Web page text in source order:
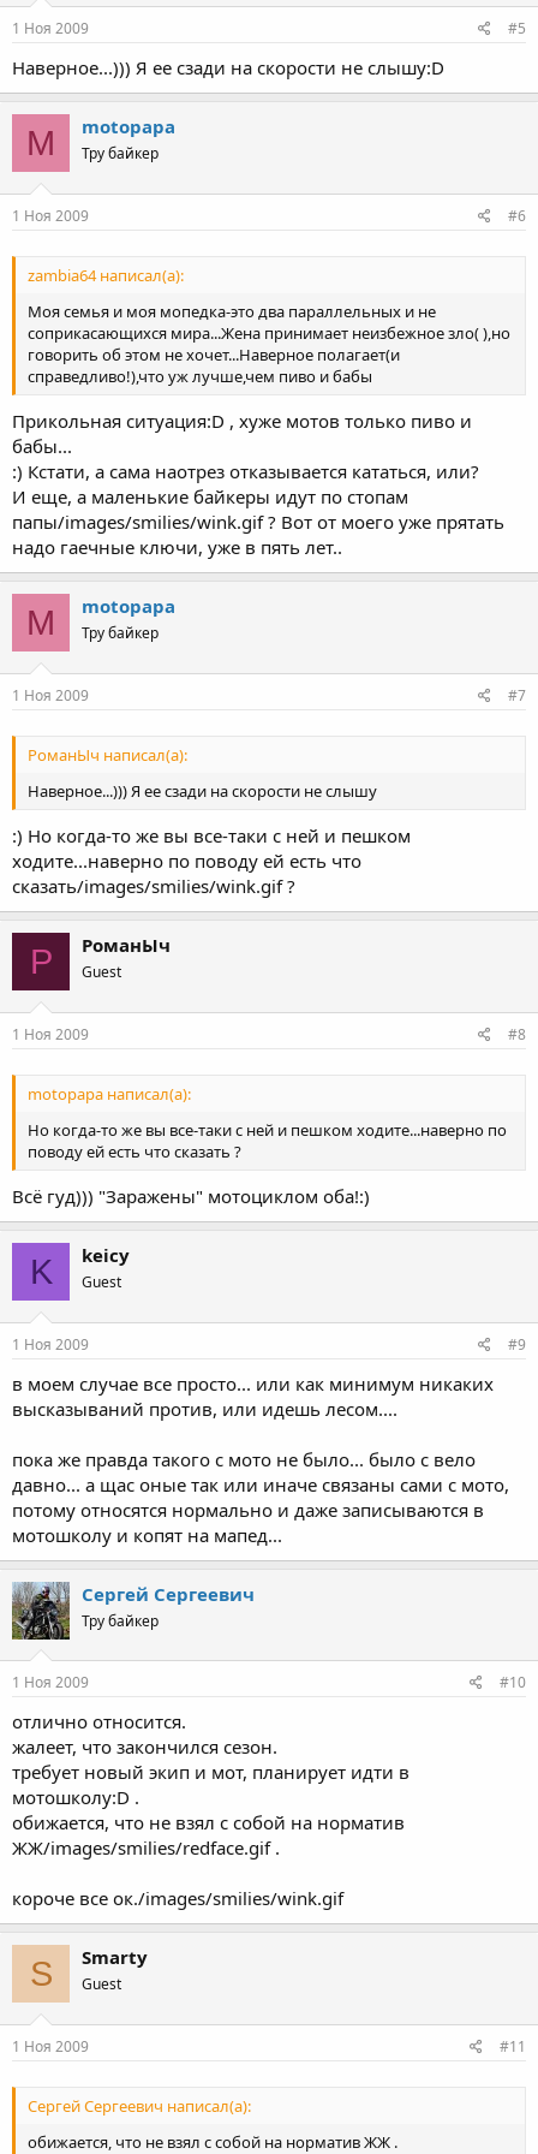
1 Ноя 2009 #5
Наверное...))) Я ее сзади на скорости не слышу:D
M motopapa
Тру байкер
1 Ноя 2009 #6
zambia64 написал(а):
Моя семья и моя мопедка-это два параллельных и не
соприкасающихся мира...Жена принимает неизбежное зло( ),но
говорить об этом не хочет...Наверное полагает(и
справедливо!),что уж лучше,чем пиво и бабы
Прикольная ситуация:D , хуже мотов только пиво и
бабы...
:) Кстати, а сама наотрез отказывается кататься, или?
И еще, а маленькие байкеры идут по стопам
папы/images/smilies/wink.gif ? Вот от моего уже прятать
надо гаечные ключи, уже в пять лет..
M motopapa
Тру байкер
1 Ноя 2009 #7
РоманЫч написал(а):
Наверное...))) Я ее сзади на скорости не слышу
:) Но когда-то же вы все-таки с ней и пешком
ходите...наверно по поводу ей есть что
сказать/images/smilies/wink.gif ?
Р РоманЫч
Guest
1 Ноя 2009 #8
motopapa написал(а):
Но когда-то же вы все-таки с ней и пешком ходите...наверно по
поводу ей есть что сказать ?
Всё гуд))) "Заражены" мотоциклом оба!:)
K keicy
Guest
1 Ноя 2009 #9
в моем случае все просто... или как минимум никаких
высказываний против, или идешь лесом....
пока же правда такого с мото не было... было с вело
давно... а щас оные так или иначе связаны сами с мото,
потому относятся нормально и даже записываются в
мотошколу и копят на мапед...
Сергей Сергеевич
Тру байкер
1 Ноя 2009 #10
отлично относится.
жалеет, что закончился сезон.
требует новый экип и мот, планирует идти в
мотошколу:D .
обижается, что не взял с собой на норматив
ЖЖ/images/smilies/redface.gif .
короче все ок./images/smilies/wink.gif
S Smarty
Guest
1 Ноя 2009 #11
Сергей Сергеевич написал(а):
обижается, что не взял с собой на норматив ЖЖ .